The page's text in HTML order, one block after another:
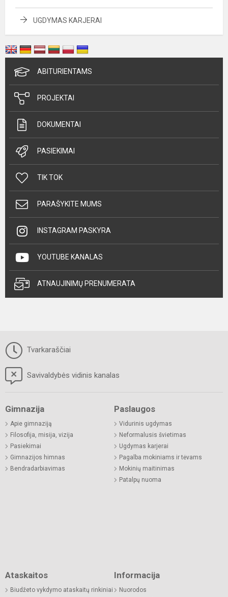
UGDYMAS KARJERAI
ABITURIENTAMS
PROJEKTAI
DOKUMENTAI
PASIEKIMAI
TIK TOK
PARAŠYKITE MUMS
INSTAGRAM PASKYRA
YOUTUBE KANALAS
ATNAUJINIMŲ PRENUMERATA
Tvarkaraščiai
Savivaldybės vidinis kanalas
Gimnazija
Apie gimnaziją
Filosofija, misija, vizija
Pasiekimai
Gimnazijos himnas
Bendradarbiavimas
Paslaugos
Vidurinis ugdymas
Neformalusis švietimas
Ugdymas karjerai
Pagalba mokiniams ir tėvams
Mokinių maitinimas
Patalpų nuoma
Ataskaitos
Biudžeto vykdymo ataskaitų rinkiniai
Informacija
Nuorodos